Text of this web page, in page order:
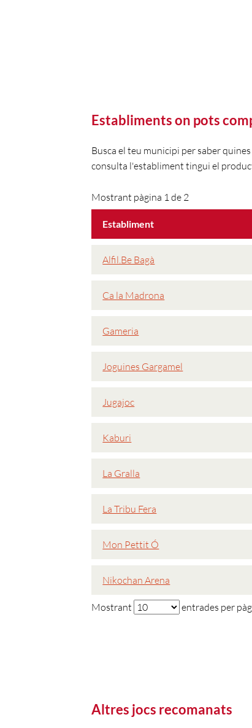
Establiments on pots
Busca el teu municipi per saber
consulta l'establiment tingui el
Mostrant pàgina 1 de 2
Establiment
Alfil.Be Bagà
Ca la Madrona
Gameria
Joguines Gargamel
Jugajoc
Kaburi
La Gralla
La Tribu Fera
Mon Pettit Ó
Nikochan Arena
Mostrant entrades per
Altres jocs recomanats